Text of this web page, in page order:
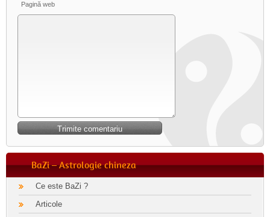
Pagină web
BaZi – Astrologie chineza
Ce este BaZi ?
Articole